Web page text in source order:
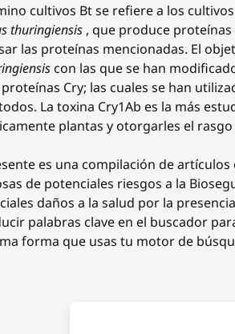
cultivos Bt se refiere a los
thuringiensis , que produce
las proteínas mencionadas. El
con las que se han
Cry; las cuales se han
La toxina Cry1Ab es la más
plantas y otorgarles el
es una compilación de
de potenciales riesgos a la
daños a la salud por la
palabras clave en el buscador
forma que usas tu motor de